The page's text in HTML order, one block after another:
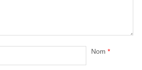
Nom *